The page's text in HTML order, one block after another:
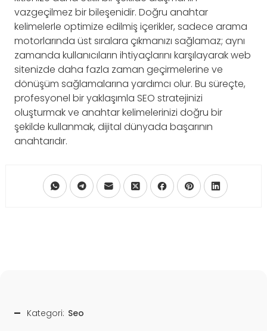
vazgeçilmez bir bileşenidir. Doğru anahtar
kelimelerle optimize edilmiş içerikler, sadece arama
motorlarında üst sıralara çıkmanızı sağlamaz; aynı
zamanda kullanıcıların ihtiyaçlarını karşılayarak web
sitenizde daha fazla zaman geçirmelerine ve
dönüşüm sağlamalarına yardımcı olur. Bu süreçte,
profesyonel bir yaklaşımla SEO stratejinizi
oluşturmak ve anahtar kelimelerinizi doğru bir
şekilde kullanmak, dijital dünyada başarının
anahtarıdır.
Kategori: Seo